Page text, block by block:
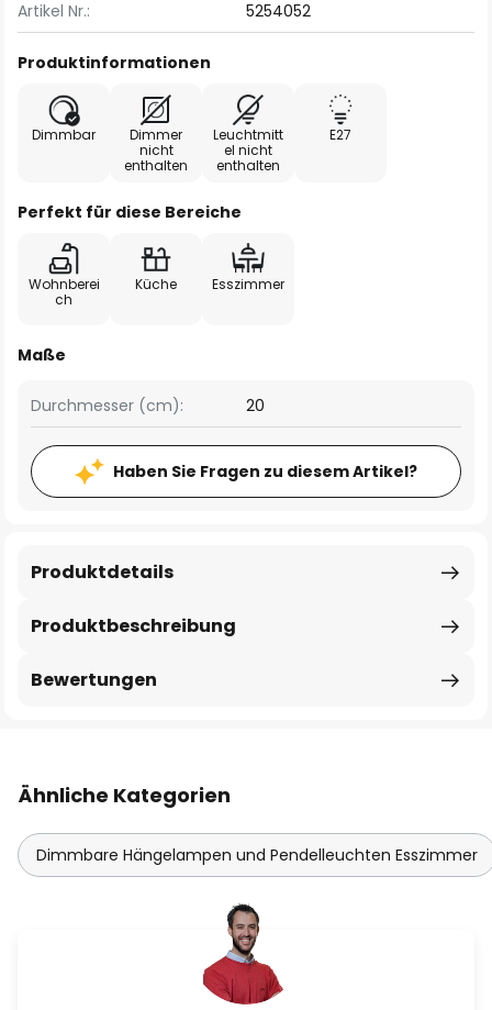
Artikel Nr.: 5254052
Produktinformationen
Dimmbar
Dimmer
nicht
enthalten
Leuchtmitt
el nicht
enthalten
E27
Perfekt für diese Bereiche
Wohnberei
ch
Küche Esszimmer
Maße
Durchmesser (cm): 20
Haben Sie Fragen zu diesem Artikel?
Produktbeschreibung
Produktdetails
Bewertungen
Ähnliche Kategorien
Dimmbare Hängelampen und Pendelleuchten Esszimmer